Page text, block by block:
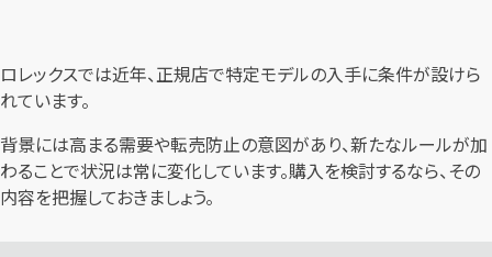
ロレックスでは近年、正規店で特定モデルの入手に条件が設けら
れています。
背景には高まる需要や転売防止の意図があり、新たなルールが加
わることで状況は常に変化しています。購入を検討するなら、その
内容を把握しておきましょう。